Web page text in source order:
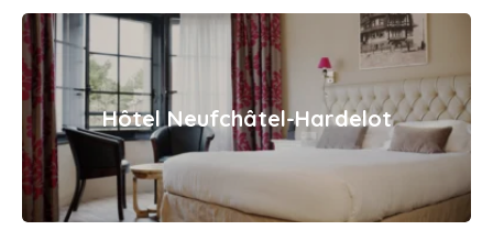
Hôtel Neufchâtel-Hardelot